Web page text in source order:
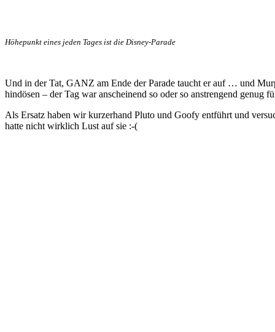
Höhepunkt eines jeden Tages ist die Disney-Parade
Und in der Tat, GANZ am Ende der Parade taucht er auf … und
hindösen – der Tag war anscheinend so oder so anstrengend
Als Ersatz haben wir kurzerhand Pluto und Goofy entführt und
hatte nicht wirklich Lust auf sie :-(